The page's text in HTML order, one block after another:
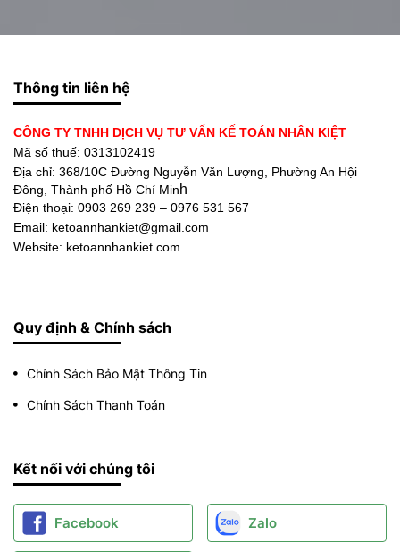
Thông tin liên hệ
CÔNG TY TNHH DỊCH VỤ TƯ VẤN KẾ TOÁN NHÂN KIỆT
Mã số thuế: 0313102419
Địa chỉ: 368/10C Đường Nguyễn Văn Lượng, Phường An Hội
Đông, Thành phố Hồ Chí Minh
Điện thoại: 0903 269 239 – 0976 531 567
Email: ketoannhankiet@gmail.com
Website: ketoannhankiet.com
Quy định & Chính sách
Chính Sách Bảo Mật Thông Tin
Chính Sách Thanh Toán
Kết nối với chúng tôi
Facebook Zalo